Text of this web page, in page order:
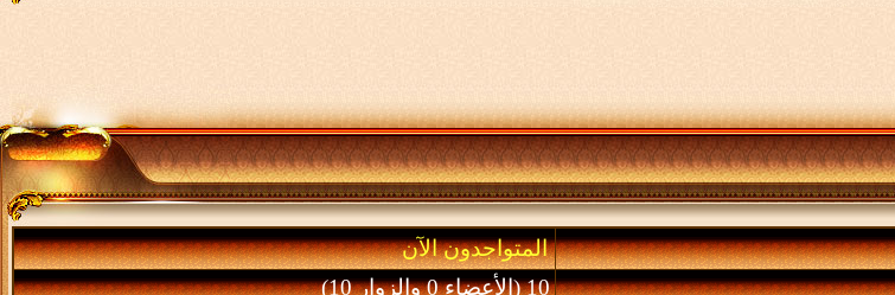
المتواجدون الآن
10 (الأعضاء 0 والزوار 10)